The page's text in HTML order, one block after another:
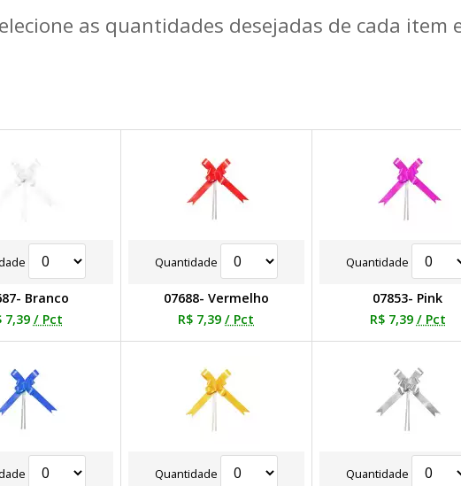
as quantidades desejadas de cada item
Branco
7,39 / Pct
Quantidade
07688- Vermelho
R$ 7,39 / Pct
Quantidade
07853- Pink
R$ 7,39 / Pct
Quantidade Quantidade